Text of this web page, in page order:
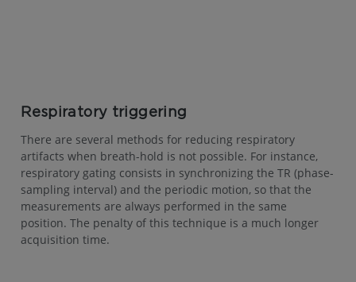
Respiratory triggering
There are several methods for reducing respiratory
artifacts when breath-hold is not possible. For instance,
respiratory gating consists in synchronizing the TR (phase-
sampling interval) and the periodic motion, so that the
measurements are always performed in the same
position. The penalty of this technique is a much longer
acquisition time.